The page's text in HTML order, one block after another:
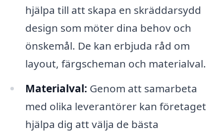
hjälpa till att skapa en skräddarsydd
design som möter dina behov och
önskemål. De kan erbjuda råd om
layout, färgscheman och materialval.
Materialval: Genom att samarbeta
med olika leverantörer kan företaget
hjälpa dig att välja de bästa